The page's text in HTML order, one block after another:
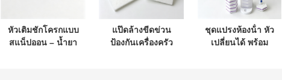
หัวเติมชักโครกแบบ
สแน็ปออน – น้ำยา
แป๊ดล้างขีดข่วน
ป้องกันเครื่องครัว
ชุดแปรงห้องน้ํา หัว
เปลี่ยนได้ พร้อม